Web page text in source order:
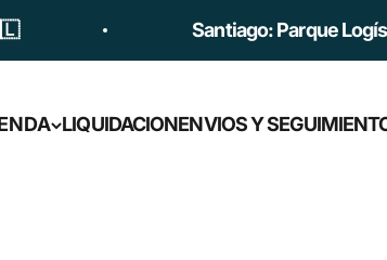
Santiago: Parque
LIQUIDACIONENVIOS Y